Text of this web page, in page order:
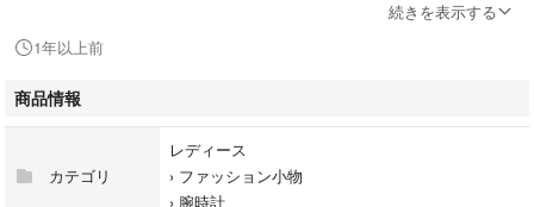
ラグ幅
盤カラー パープル系
ムーブメント クオーツ式
ベルトカラー シルバーゴールドコンビ
続きを表示する
1年以上前
商品情報
カテゴリ
レディース
› ファッション小物
› 腕時計